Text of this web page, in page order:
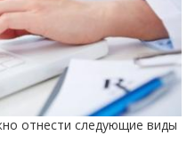
отнести следующие виды